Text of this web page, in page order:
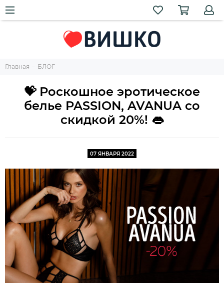
Главная БЛОГ
💝 Роскошное эротическое
белье PASSION, AVANUA со
скидкой 20%! 👄
07 ЯНВАРЯ 2022